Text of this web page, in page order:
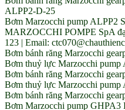
ALPP2-D-25
Bơm Marzocchi pump ALPP2
MARZOCCHI POMPE SpA
123 | Email:
Bơm bánh răng Marzocchi
Bơm thuỷ lực Marzocchi
Bơm bánh răng Marzocchi
Bơm thuỷ lực Marzocchi pump
Bơm bánh răng Marzocchi
Bơm Marzocchi pump GHPA3